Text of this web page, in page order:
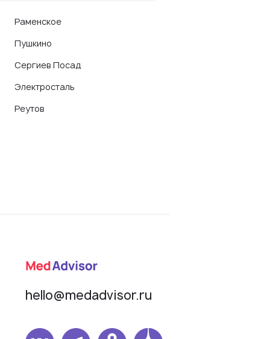
Раменское
Пушкино
Сергиев Посад
Электросталь
Реутов
hello@medadvisor.ru